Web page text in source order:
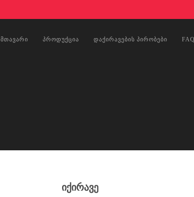
ᲛᲗᲐᲕᲐᲠᲘ ᲞᲠᲝᲓᲣᲥᲪᲘᲐ ᲓᲐᲥᲘᲠᲐᲕᲔᲑᲘᲡ ᲞᲘᲠᲝᲑᲔᲑᲘ FAQ
იქირავე